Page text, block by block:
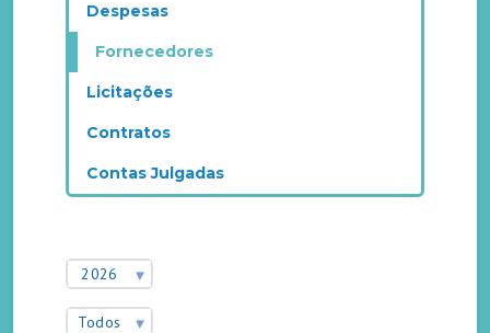
Despesas
Fornecedores
Licitações
Contratos
Contas Julgadas
2026
Todos